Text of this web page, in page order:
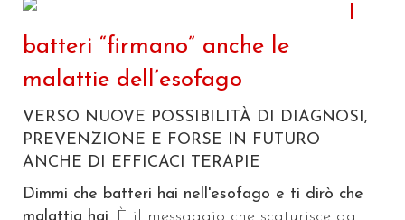
I
batteri “firmano” anche le
malattie dell’esofago
VERSO NUOVE POSSIBILITÀ DI DIAGNOSI,
PREVENZIONE E FORSE IN FUTURO
ANCHE DI EFFICACI TERAPIE
Dimmi che batteri hai nell'esofago e ti dirò che